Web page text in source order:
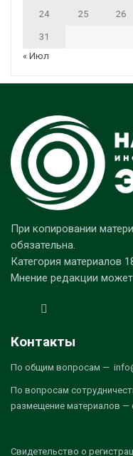
24 25 26
31
« Июл
При копировании
обязательна.
Категория материалов
Мнение редакции
Контакты
По общим вопросам —
По вопросам
размещение материалов —
Свидетельство о